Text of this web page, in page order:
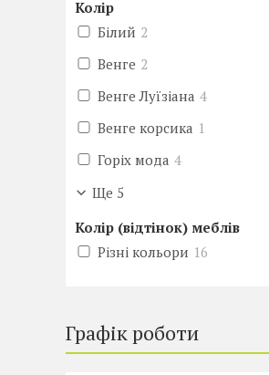
Колір
Білий 2
Венге 2
Венге Луїзіана 4
Венге корсика 1
Горіх мода 4
Ще 5
Колір (відтінок) меблів
Різні кольори 16
Графік роботи